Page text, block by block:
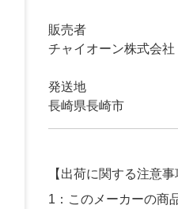
販売者
チャイオーン株式会社
発送地
長崎県長崎市
【出荷に関する注意事
1：このメーカーの商